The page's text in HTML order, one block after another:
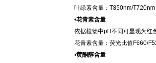
叶绿素含量：T850nm/T720nm
•花青素含量
依据植物中pH不同可显现为红
花青素含量： 荧光比值 F660/
•黄酮醇含量